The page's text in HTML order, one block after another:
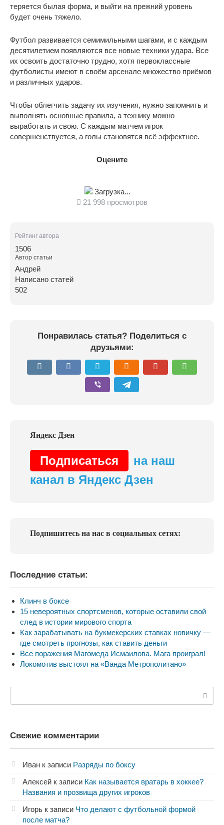
теряется былая форма, и выйти на прежний уровень
будет очень тяжело.
Футбол развивается семимильными шагами, и с каждым
десятилетием появляются все новые техники удара. Все
их освоить достаточно трудно, хотя первоклассные
футболисты имеют в своём арсенале множество приёмов
и различных ударов.
Чтобы облегчить задачу их изучения, нужно запомнить и
выполнять основные правила, а технику можно
выработать и свою. С каждым матчем игрок
совершенствуется, а голы становятся всё эффектнее.
Оцените
Загрузка...
21 998 просмотров
Рейтинг автора
1506
Автор статьи
Андрей
Написано статей
502
Понравилась статья? Поделиться с
друзьями:
Подписаться
на наш
канал в Яндекс Дзен
Подпишитесь на нас в социальных сетях:
Последние статьи:
Клинч в боксе
15 невероятных спортсменов, которые оставили свой
след в истории мирового спорта
Как зарабатывать на букмекерских ставках новичку —
где смотреть прогнозы, как ставить деньги
Все поражения Магомеда Исмаилова. Мага проиграл!
Локомотив выстоял на «Ванда Метрополитано»
Свежие комментарии
Иван к записи Разряды по боксу
Алексей к записи Как называется вратарь в хоккее?
Названия и прозвища других игроков
Игорь к записи Что делают с футбольной формой
после матча?